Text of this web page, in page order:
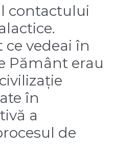
contactului
ce vedeai în
Pământ erau
în
a
de